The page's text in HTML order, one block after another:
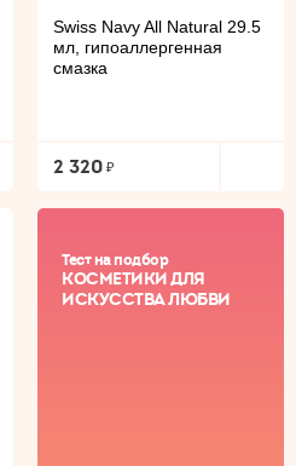
Swiss Navy All Natural 29.5
мл, гипоаллергенная
смазка
2 320
Тест на подбор
КОСМЕТИКИ ДЛЯ
ИСКУССТВА ЛЮБВИ